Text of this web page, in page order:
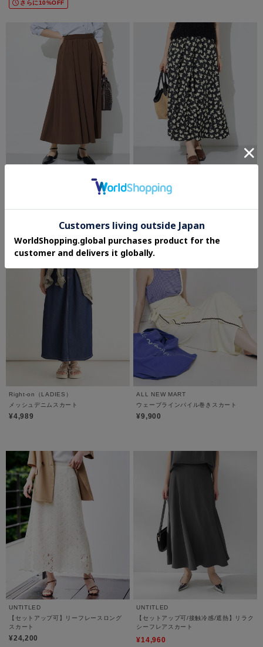
さらに10%OFF
【撥水／裏地なし軽量】ギャザーボリュ
¥19,800
【着映え／洗える】フラワープリントス
¥20,900
4.0 (1件)
Right-on（LADIES）
メッシュデニムスカート
¥4,989
ALL NEW MART
ウェーブラインパイル巻きスカート
¥9,900
UNTITLED
【セットアップ可】リーフレースロング
スカート
¥24,200
UNTITLED
【セットアップ可/接触冷感/遮熱】リラク
シーフレアスカート
¥14,960